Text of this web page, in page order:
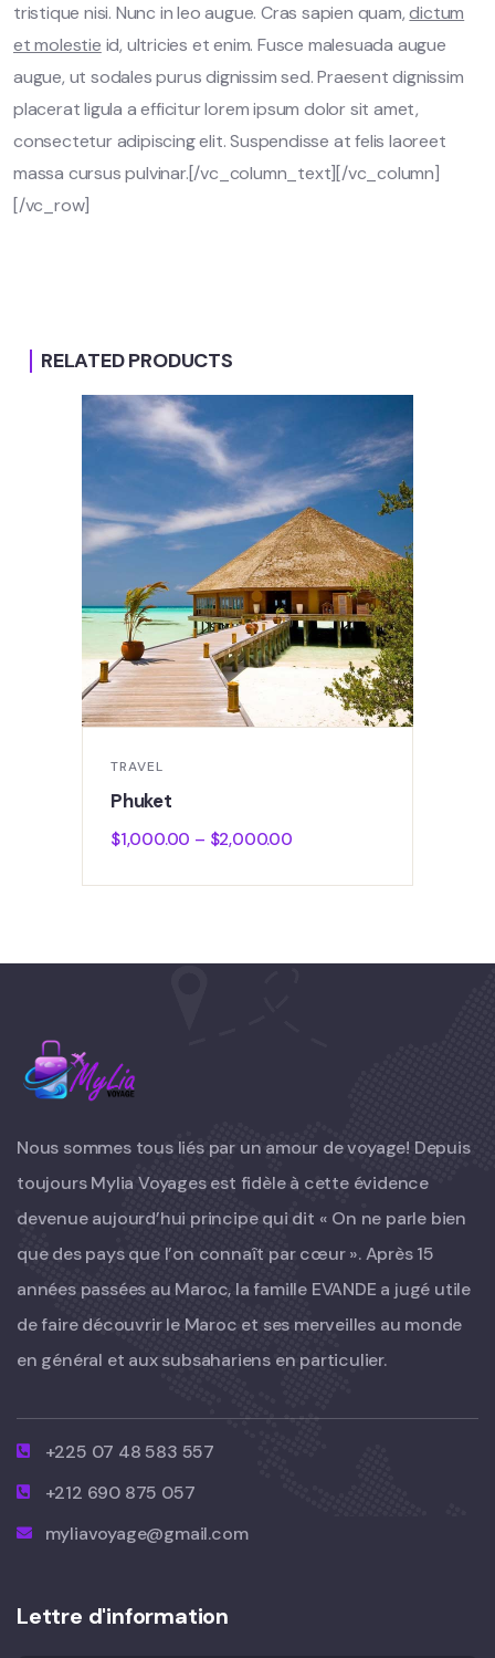
tristique nisi. Nunc in leo augue. Cras sapien quam,dictum
et molestie id, ultricies et enim. Fusce malesuada augue
augue, ut sodales purus dignissim sed. Praesent dignissim
placerat ligula a efficitur lorem ipsum dolor sit amet,
consectetur adipiscing elit. Suspendisse at felis laoreet
massa cursus pulvinar.[/vc_column_text][/vc_column]
[/vc_row]
RELATED PRODUCTS
TRAVEL
Phuket
$1,000.00 – $2,000.00
Nous sommes tous liés par un amour de voyage! Depuis
toujours Mylia Voyages est fidèle à cette évidence
devenue aujourd’hui principe qui dit « On ne parle bien
que des pays que l’on connaît par cœur ». Après 15
années passées au Maroc, la famille EVANDE a jugé utile
de faire découvrir le Maroc et ses merveilles au monde
en général et aux subsahariens en particulier.
+225 07 48 583 557
+212 690 875 057
myliavoyage@gmail.com
Lettre d'information